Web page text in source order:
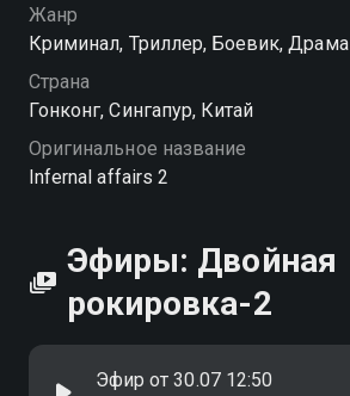
проникает в банду
Жанр
Криминал, Триллер, Боевик, Драма
Страна
Гонконг, Сингапур, Китай
Оригинальное название
Infernal affairs 2
Эфиры: Двойная
рокировка-2
Эфир от 30.07 12:50